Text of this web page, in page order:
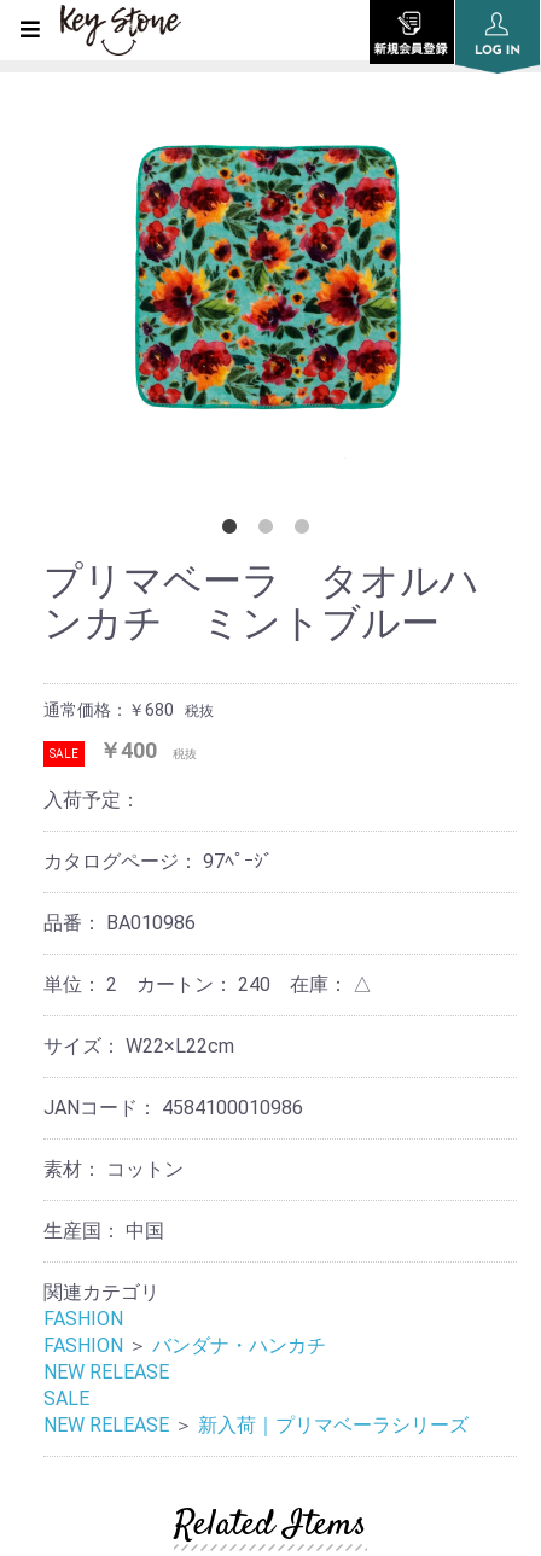
プリマベーラ タオルハ
ンカチ ミントブルー
通常価格：￥680 税抜
SALE ￥400 税抜
入荷予定：
カタログページ： 97ﾍﾟｰｼﾞ
品番： BA010986
単位： 2 カートン： 240 在庫： △
サイズ： W22×L22cm
JANコード： 4584100010986
素材： コットン
生産国： 中国
関連カテゴリ
FASHION
FASHION ＞ バンダナ・ハンカチ
NEW RELEASE
SALE
NEW RELEASE ＞ 新入荷｜プリマベーラシリーズ
Related Items